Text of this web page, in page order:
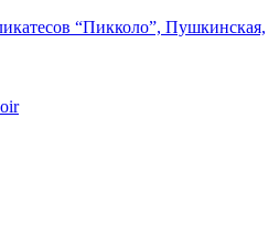
“Пикколо”, Пушкинская,